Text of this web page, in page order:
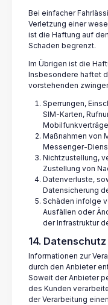
Bei einfacher
Verletzung einer
ist die Haftung auf
Schaden begrenzt.
Im Übrigen ist die
Insbesondere haftet
vorstehenden
Sperrungen,
SIM-Karten,
Maßnahmen von
Messenger-
Nichtzustellung,
Zustellung von
Datenverluste,
Datensicherung
Schäden infolge
Ausfällen oder
der Infrastruktur
14. Datenschutz
Informationen zur
durch den Anbieter
Soweit der Anbieter
des Kunden
der Verarbeitung